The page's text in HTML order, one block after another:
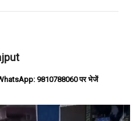
9810788060 पर भेजें